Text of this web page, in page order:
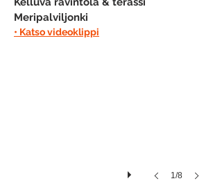
Meripalviljonki
• Katso videoklippi
1/8